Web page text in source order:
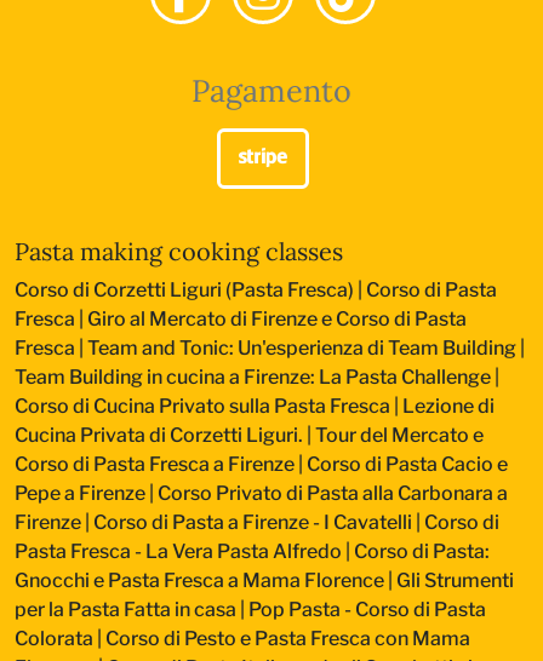
Pagamento
Pasta making cooking classes
Corso di Corzetti Liguri (Pasta Fresca)
Corso di Pasta
Fresca
Giro al Mercato di Firenze e Corso di Pasta
Fresca Team and Tonic: Un'esperienza di Team Building
Team Building in cucina a Firenze: La Pasta Challenge
Corso di Cucina Privato sulla Pasta Fresca
Lezione di
Cucina Privata di Corzetti Liguri. Tour del Mercato e
Corso di Pasta Fresca a Firenze Corso di Pasta Cacio e
Pepe a Firenze Corso Privato di Pasta alla Carbonara a
Firenze Corso di Pasta a Firenze - I Cavatelli
Corso di
Pasta Fresca - La Vera Pasta Alfredo
Corso di Pasta:
Gnocchi e Pasta Fresca a Mama Florence Gli Strumenti
per la Pasta Fatta in casa
Pop Pasta - Corso di Pasta
Colorata
Corso di Pesto e Pasta Fresca con Mama